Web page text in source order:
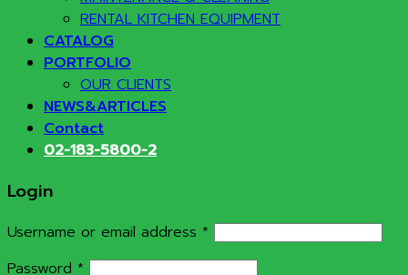
RENTAL KITCHEN EQUIPMENT
CATALOG
PORTFOLIO
OUR CLIENTS
NEWS&ARTICLES
Contact
02-183-5800-2
Login
Username or email address * Required
Password * Required